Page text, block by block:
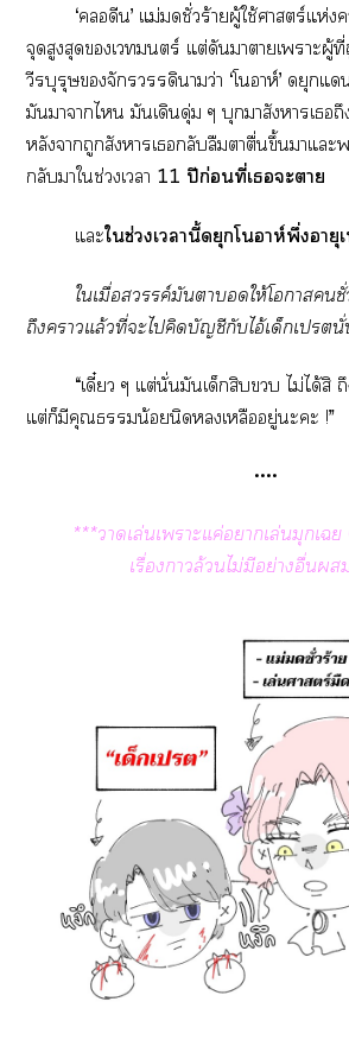
‘คลอดีน’ แม่ชั่วร้ายผู้ใช้ศาสตร์แห่ง
จุดสูงสุดเวทมนตร์ แต่ดันาาเาะผู้
วีรบุรุษจักรวรรดิาว่า ‘โนอาห์’ ดยุกแ
มันาาไ มันเดินดุ่ม ๆ บุกมาสังาเ
หลังาถูกสังหารเกลับลืมาตื่นขึ้นาแะ
กลับาใช่วงเา 11 ปีก่อนที่เะา
แะใช่วงเานี้ดยุกโนอาห์พึ่งอา
ใเมื่อสวรรค์มันาให้โา
ถึงาแล้วที่ะไคิดบัญชีกับไอ้เด็กเ
“เดี๋ยว ๆ แต่นั่นมันเด็กสิบ ไม่ได้สิ
แต่ก็มีคุณน้อยนิดเหลืออยู่ะะ !”
••••
***าเล่นเาะแค่าเล่นมุกเ
เรื่องาล้วนไม่มีอย่างอื่น